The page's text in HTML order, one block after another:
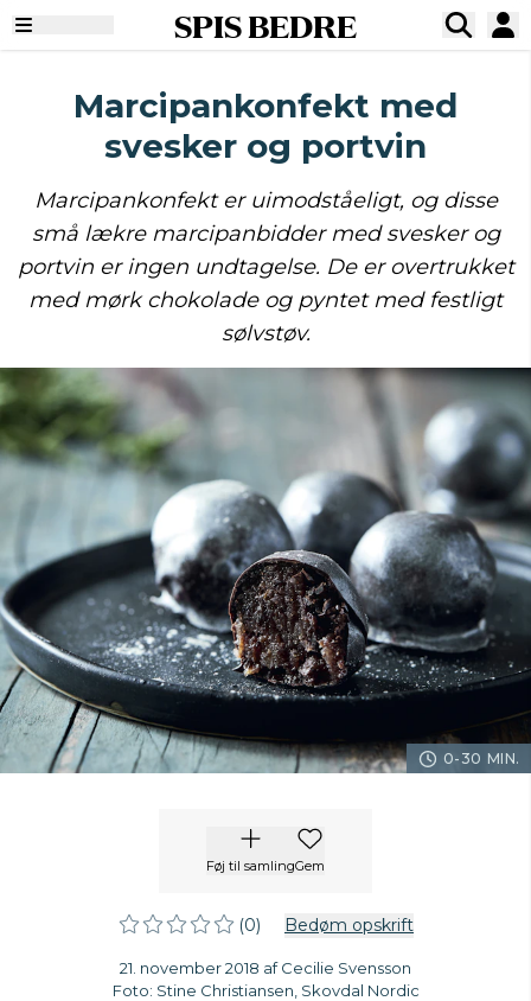
SPIS BEDRE
Marcipankonfekt med
svesker og portvin
Marcipankonfekt er uimodståeligt, og disse
små lækre marcipanbidder med svesker og
portvin er ingen undtagelse. De er overtrukket
med mørk chokolade og pyntet med festligt
sølvstøv.
0-30 MIN.
Føj til samlingGem
(0) Bedøm opskrift
21. november 2018 af Cecilie Svensson
Foto: Stine Christiansen, Skovdal Nordic